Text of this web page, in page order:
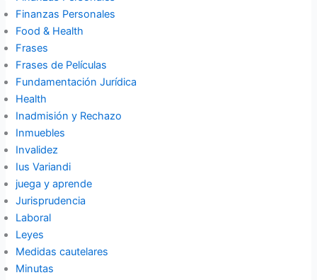
Finanzas Personales
Food & Health
Frases
Frases de Películas
Fundamentación Jurídica
Health
Inadmisión y Rechazo
Inmuebles
Invalidez
Ius Variandi
juega y aprende
Jurisprudencia
Laboral
Leyes
Medidas cautelares
Minutas